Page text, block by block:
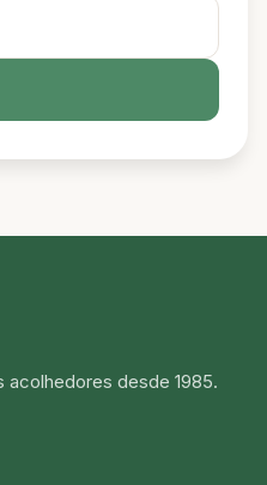
acolhedores desde 1985.